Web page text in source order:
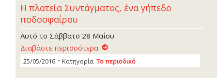
Η πλατεία Συντάγματος, ένα γήπεδο
ποδοσφαίρου
Αυτό το Σάββατο 28 Μαΐου
Διαβάστε περισσότερα
25/05/2016 Κατηγορία Το περιοδικό